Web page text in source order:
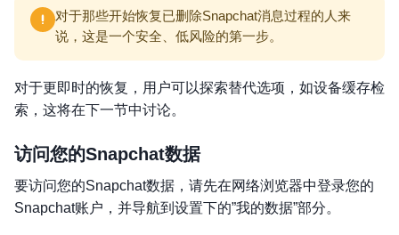
对于那些开始恢复已删除Snapchat消息过程的人来
说，这是一个安全、低风险的第一步。
对于更即时的恢复，用户可以探索替代选项，如设备缓存检
索，这将在下一节中讨论。
访问您的Snapchat数据
要访问您的Snapchat数据，请先在网络浏览器中登录您的
Snapchat账户，并导航到设置下的”我的数据”部分。